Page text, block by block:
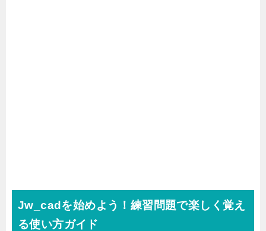
Jw_cadを始めよう！練習問題で楽しく覚え
る使い方ガイド